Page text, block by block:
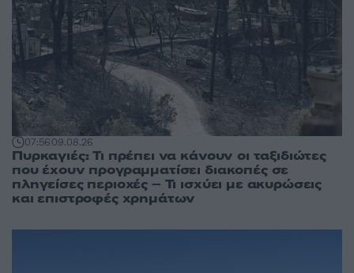
07:5609.08.26
Πυρκαγιές: Τι πρέπει να κάνουν οι ταξιδιώτες
που έχουν προγραμματίσει διακοπές σε
πληγείσες περιοχές – Τι ισχύει με ακυρώσεις
και επιστροφές χρημάτων